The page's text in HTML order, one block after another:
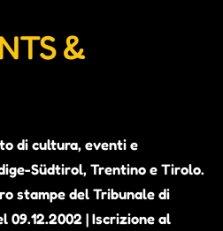
&
di cultura, eventi e
Südtirol, Trentino e Tirolo.
stampe del Tribunale di
09.12.2002 | Iscrizione al